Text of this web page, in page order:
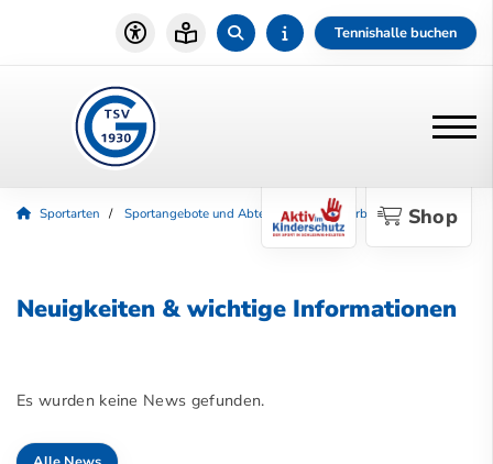
Tennishalle buchen
Shop
Sportarten Sportangebote und Abteilungen Floorball Aktuelles
Neuigkeiten & wichtige Informationen
Es wurden keine News gefunden.